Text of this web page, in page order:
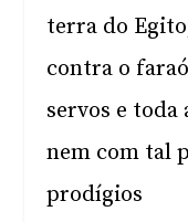
terra do
contra o
servos e toda
nem com tal
prodígios